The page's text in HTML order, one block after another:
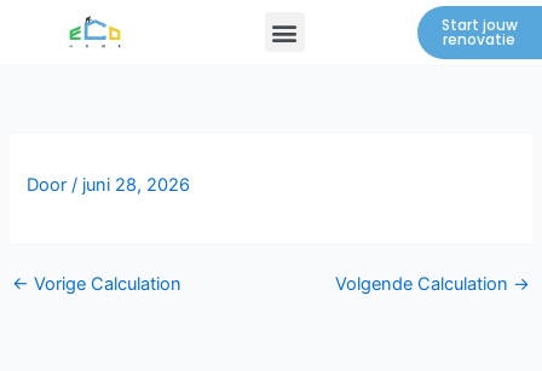
Menu Start jouw
renovatie
Door/ juni 28, 2026
← Vorige Calculation Volgende Calculation →